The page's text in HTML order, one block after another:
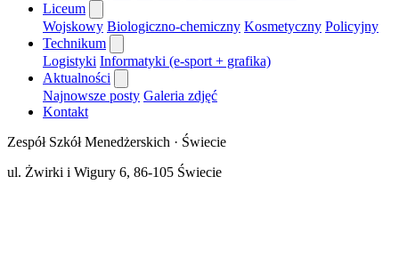
Liceum
Wojskowy Biologiczno-chemiczny Kosmetyczny Policyjny
Technikum
Logistyki Informatyki (e-sport + grafika)
Aktualności
Najnowsze posty Galeria zdjęć
Kontakt
Zespół Szkół Menedżerskich · Świecie
ul. Żwirki i Wigury 6, 86-105 Świecie